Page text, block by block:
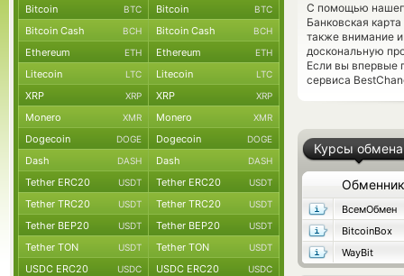
С помощью
Банковская
также внимание
доскональную
Если вы впервые
сервиса
Курсы обмена
Обменник
ВсемОбмен
BitcoinBox
WayBit
Bitcoin BTC Bitcoin BTC
Bitcoin Cash BCH Bitcoin Cash BCH
Ethereum ETH Ethereum ETH
Litecoin LTC Litecoin LTC
XRP XRP XRP XRP
Monero XMR Monero XMR
Dogecoin DOGE Dogecoin DOGE
Dash DASH Dash DASH
Tether ERC20 USDT Tether ERC20 USDT
Tether TRC20 USDT Tether TRC20 USDT
Tether BEP20 USDT Tether BEP20 USDT
Tether TON USDT Tether TON USDT
USDC ERC20 USDC USDC ERC20 USDC